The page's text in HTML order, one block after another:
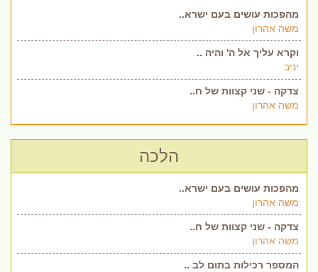
מהפכות עושים בעם ישרא..
משה אהרון
וקרא עליך אל ה' והיה ..
יניב
צדקה - שני קצוות של ח..
משה אהרון
הלכה
מהפכות עושים בעם ישרא..
משה אהרון
צדקה - שני קצוות של ח..
משה אהרון
המספר רכילות בתום לב ..